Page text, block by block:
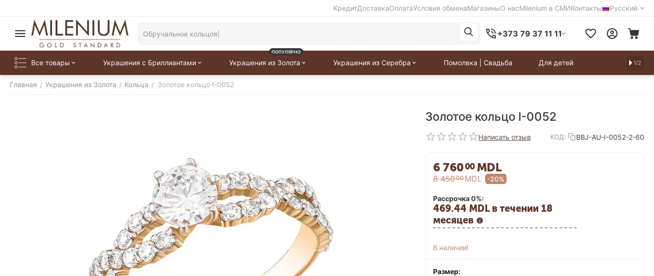
КредитДоставкаОплатаУсловия обменаМагазиныО насMilenium в СМИКонтакты Русский
+373 79 37 11 11
Все товары Украшения с Бриллиантами Украшения из Золота
ПОПУЛЯРНО
Украшения из Серебра Помолвка | Свадьба Для детей 1/2
Главная / Украшения из Золота / Кольца / Золотое кольцо I-0052
Золотое кольцо I-0052
Написать отзыв КОД: BBJ-AU-I-0052-2-60
6 76000 MDL
8 45000 MDL -20%
Рассрочка 0%:
469.44 MDL в течении 18
месяцев
В наличии!
Размер: